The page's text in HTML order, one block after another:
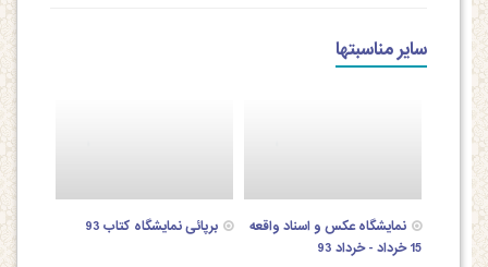
سایر مناسبتها
نمایشگاه عکس و اسناد واقعه
15 خرداد - خرداد 93
برپائی نمایشگاه کتاب 93